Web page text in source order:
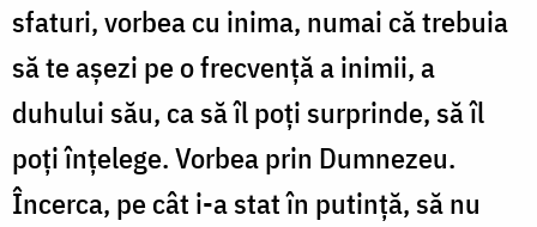
sfaturi, vorbea cu inima, numai că trebuia
să te așezi pe o frecvență a inimii, a
duhului său, ca să îl poți surprinde, să îl
poți înțelege. Vorbea prin Dumnezeu.
Încerca, pe cât i-a stat în putință, să nu